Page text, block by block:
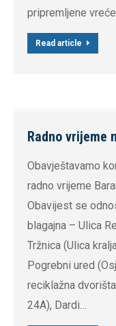
pripremljene
Read article
Radno vrijeme
Obavještavamo
radno vrijeme
Obavijest se
blagajna – Ulica
Tržnica (Ulica
Pogrebni ured
reciklažna
24A), Dardi…